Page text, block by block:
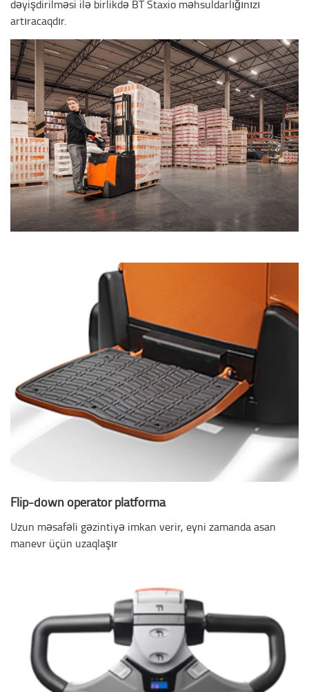
dəyişdirilməsi ilə birlikdə BT Staxio məhsuldarlığınızı
artıracaqdır.
Flip-down operator platforma
Uzun məsafəli gəzintiyə imkan verir, eyni zamanda asan
manevr üçün uzaqlaşır